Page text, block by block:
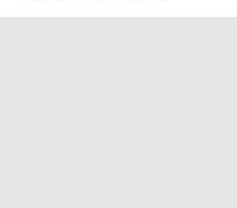
2026-08-10 14:03:27